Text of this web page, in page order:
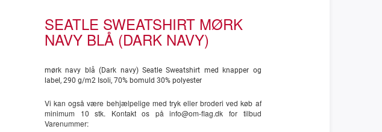
SEATLE SWEATSHIRT MØRK
NAVY BLÅ (DARK NAVY)
mørk navy blå (Dark navy) Seatle Sweatshirt med knapper og
label, 290 g/m2 Isoli, 70% bomuld 30% polyester
Vi kan også være behjælpelige med tryk eller broderi ved køb af
minimum 10 stk. Kontakt os på info@om-flag.dk for tilbud
Varenummer: